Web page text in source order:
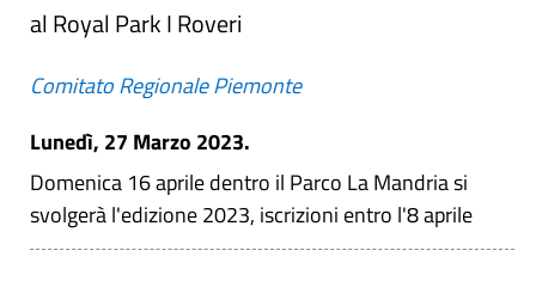
al Royal Park I Roveri
Comitato Regionale Piemonte
Lunedì, 27 Marzo 2023.
Domenica 16 aprile dentro il Parco La Mandria si
svolgerà l'edizione 2023, iscrizioni entro l'8 aprile